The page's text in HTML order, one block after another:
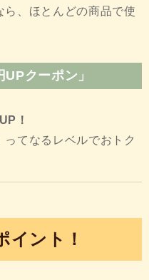
、ほとんどの商品で使
クーポン」
！
ってなるレベルでおトク
イント！